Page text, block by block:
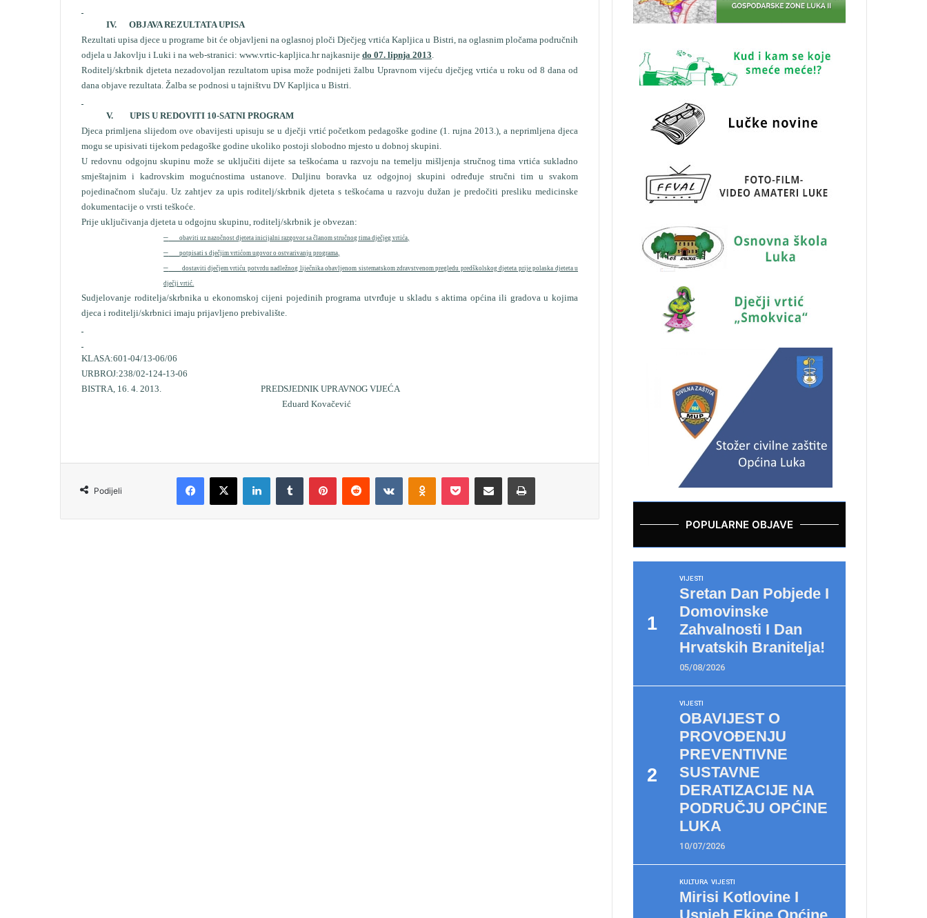
IV. OBJAVA REZULTATA UPISA
Rezultati upisa djece u programe bit će objavljeni na oglasnoj ploči Dječjeg vrtića Kapljica u Bistri, na oglasnim pločama područnih
odjela u Jakovlju i Luki i na web-stranici: www.vrtic-kapljica.hrnajkasnije do 07. lipnja 2013
Roditelj/skrbnik djeteta nezadovoljan rezultatom upisa može podnijeti žalbu Upravnom vijeću dječjeg vrtića u roku od 8 dana od
dana objave rezultata. Žalba se podnosi u tajništvu DV Kapljica u Bistri.
V. UPIS U REDOVITI 10-SATNI PROGRAM
Djeca primljena slijedom ove obavijesti upisuju se u dječji vrtić početkom pedagoške godine (1. rujna 2013.), a neprimljena djeca
mogu se upisivati tijekom pedagoške godine ukoliko postoji slobodno mjesto u dobnoj skupini.
U redovnu odgojnu skupinu može se uključiti dijete sa teškoćama u razvoju na temelju mišljenja stručnog tima vrtića sukladno
smještajnim i kadrovskim mogućnostima ustanove. Duljinu boravka uz odgojnoj skupini određuje stručni tim u svakom
pojedinačnom slučaju. Uz zahtjev za upis roditelj/skrbnik djeteta s teškoćama u razvoju dužan je predočiti presliku medicinske
dokumentacije o vrsti teškoće.
Prije uključivanja djeteta u odgojnu skupinu, roditelj/skrbnik je obvezan:
–
obaviti uz nazočnost djeteta inicijalni razgovor sa članom stručnog tima dječjeg vrtića,
– potpisati s dječjim vrtićom ugovor o ostvarivanju programa,
– dostaviti dječjem vrtiću potvrdu nadležnog liječnika obavljenom sistematskom zdravstvenom pregledu predškolskog djeteta prije polaska djeteta u
dječji vrtić.
Sudjelovanje roditelja/skrbnika u ekonomskoj cijeni pojedinih programa utvrđuje u skladu s aktima općina ili gradova u kojima
djeca i roditelji/skrbnici imaju prijavljeno prebivalište.
KLASA:601-04/13-06/06
URBROJ:238/02-124-13-06
BISTRA, 16. 4. 2013.
PREDSJEDNIK UPRAVNOG VIJEĆA
Eduard Kovačević
Podijeli
POPULARNE OBJAVE
VIJESTI
Sretan Dan Pobjede I
Domovinske
Zahvalnosti I Dan
Hrvatskih Branitelja!
05/08/2026
VIJESTI
OBAVIJEST O
PROVOĐENJU
PREVENTIVNE
SUSTAVNE
DERATIZACIJE NA
PODRUČJU OPĆINE
LUKA
10/07/2026
KULTURA VIJESTI
Mirisi Kotlovine I
Uspjeh Ekipe Općine